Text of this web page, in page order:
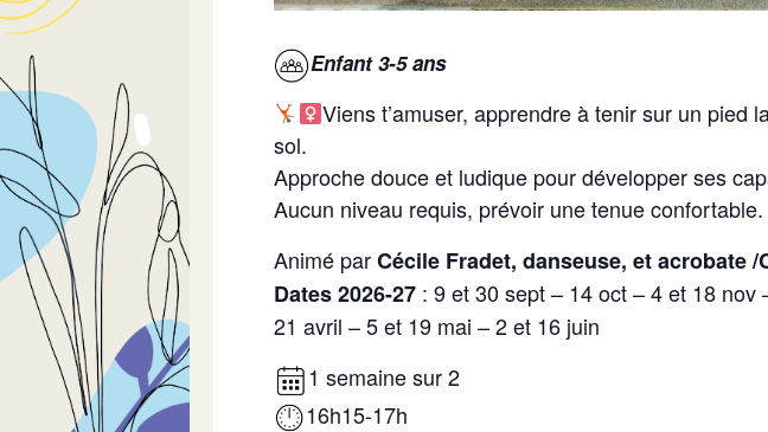
Enfant 3-5 ans
Viens t’amuser, apprendre à tenir sur un pied
sol.
Approche douce et ludique pour développer ses
Aucun niveau requis, prévoir une tenue confortable.
Animé parCécile Fradet, danseuse, et acrobate
Dates 2026-27 : 9 et 30 sept – 14 oct – 4 et 18
21 avril – 5 et 19 mai – 2 et 16 juin
1 semaine sur 2
16h15-17h